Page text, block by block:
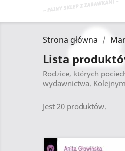
Strona główna
Lista
Rodzice, których
wydawnictwa.
Jest 20 produktów.